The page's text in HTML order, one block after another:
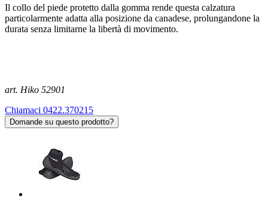
Il collo del piede protetto dalla gomma rende questa calzatura
particolarmente adatta alla posizione da canadese, prolungandone la
durata senza limitarne la libertà di movimento.
art. Hiko 52901
Chiamaci 0422.370215
Domande su questo prodotto?